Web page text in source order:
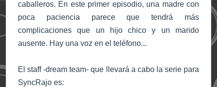
caballeros. En este primer episodio, una madre con
poca paciencia parece que tendrá más
complicaciones que un hijo chico y un marido
ausente. Hay una voz en el teléfono...
El staff -dream team- que llevará a cabo la serie para
SyncRajo es: